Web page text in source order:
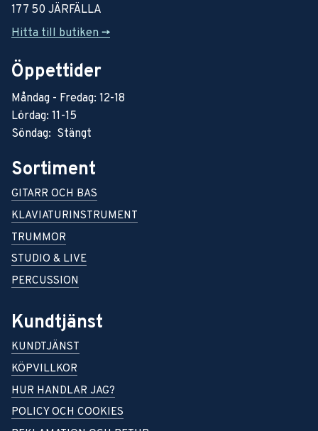
177 50 JÄRFÄLLA
Hitta till butiken ->
Öppettider
Måndag - Fredag: 12-18
Lördag: 11-15
Söndag: Stängt
Sortiment
GITARR OCH BAS
KLAVIATURINSTRUMENT
TRUMMOR
STUDIO & LIVE
PERCUSSION
Kundtjänst
KUNDTJÄNST
KÖPVILLKOR
HUR HANDLAR JAG?
POLICY OCH COOKIES